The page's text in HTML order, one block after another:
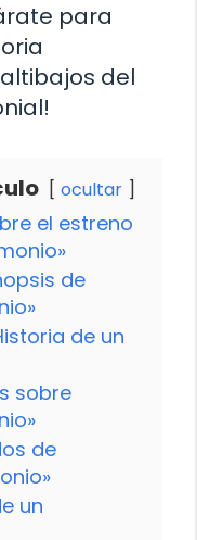
para
del
ocultar
el estreno
de
de un
sobre
de
un